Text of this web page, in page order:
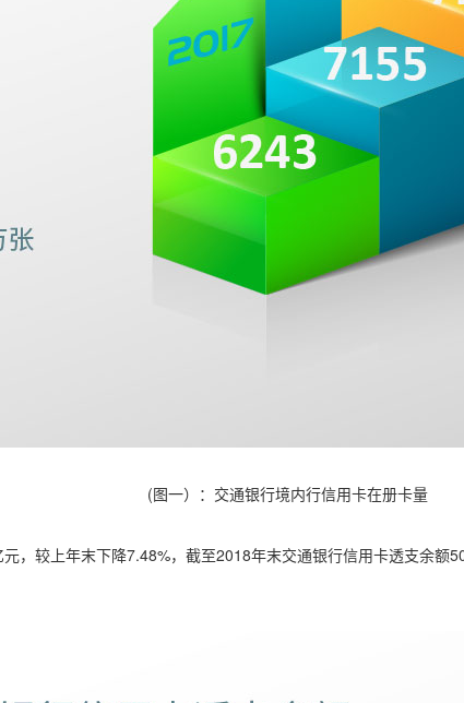
(图一）：交通银行境内行信用卡在册卡量
，较上年末下降7.48%，截至2018年末交通银行信用卡透支余